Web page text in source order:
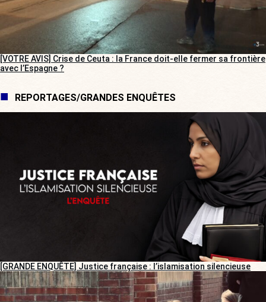
[VOTRE AVIS] Crise de Ceuta : la France doit-elle fermer sa frontière
avec l’Espagne ?
REPORTAGES/GRANDES ENQUÊTES
[GRANDE ENQUÊTE] Justice française : l’islamisation silencieuse